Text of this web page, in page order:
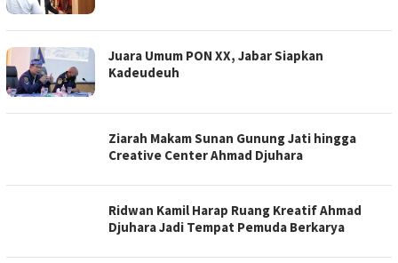
Juara Umum PON XX, Jabar Siapkan
Kadeudeuh
Ziarah Makam Sunan Gunung Jati hingga
Creative Center Ahmad Djuhara
Ridwan Kamil Harap Ruang Kreatif Ahmad
Djuhara Jadi Tempat Pemuda Berkarya